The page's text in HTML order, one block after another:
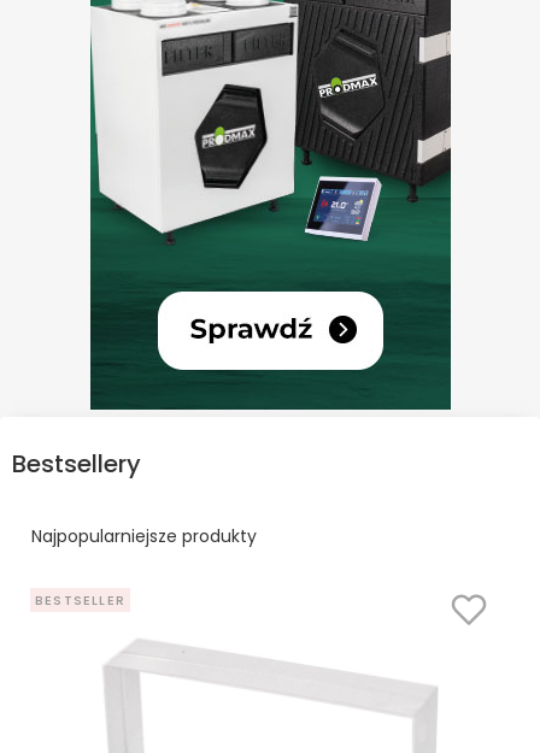
Bestsellery
Najpopularniejsze produkty
BESTSELLER